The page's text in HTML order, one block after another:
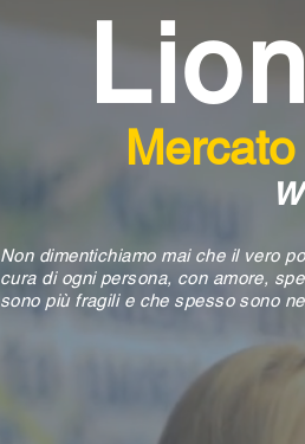
Non dimentichiamo mai che il vero
cura di ogni persona, con amore,
sono più fragili e che spesso sono